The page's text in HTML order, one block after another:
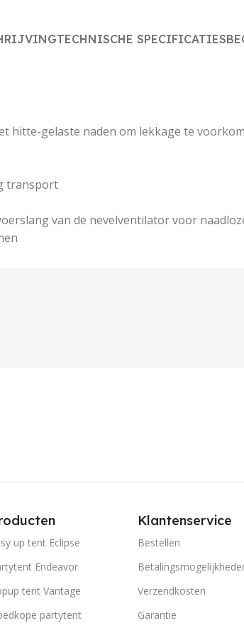
TECHNISCHE SPECIFICATIES
hitte-gelaste naden om lekkage te
transport
van de nevelventilator voor
up tent Eclipse
Endeavor
tent Vantage
partytent
Klantenservice
Bestellen
Verzendkosten
Garantie